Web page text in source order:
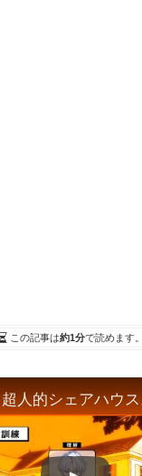
この記事は約1分で読めます。